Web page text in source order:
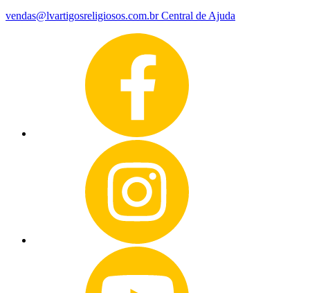
vendas@lvartigosreligiosos.com.brCentral de Ajuda